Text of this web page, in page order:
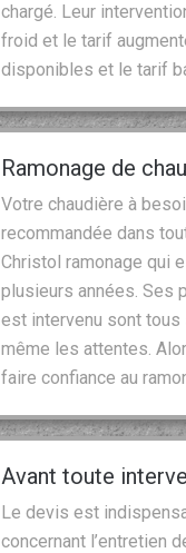
chargé. Leur
froid et le tarif
disponibles et le tarif
Ramonage de
Votre chaudière à
recommandée dans
Christol ramonage qui
plusieurs années. Ses
est intervenu sont
même les attentes.
faire confiance au
Avant toute
Le devis est
concernant l’entretien